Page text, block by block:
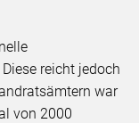
reicht jedoch
war
von 2000